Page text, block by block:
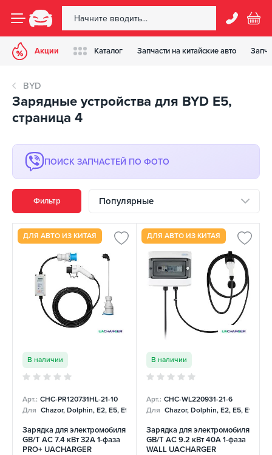
Акции Каталог Запчасти на китайские авто
BYD
Зарядные устройства для BYD E5,
страница 4
ПОИСК ЗАПЧАСТЕЙ ПО ФОТО
Фильтр Популярные
ДЛЯ АВТО ИЗ КИТАЯ
В наличии
Арт.: CHC-PR120731HL-21-10
Для Chazor, Dolphin, E2, E5, E9, Mercedes
Зарядка для электромобиля
GB/T AC 7.4 кВт 32А 1-фаза
PRO+ UACHARGER
ДЛЯ АВТО ИЗ КИТАЯ
В наличии
Арт.: CHC-WL220931-21-6
Для Chazor, Dolphin, E2, E5, E9,
Зарядка для электромобиля
GB/T AC 9.2 кВт 40А 1-фаза
WALL UACHARGER